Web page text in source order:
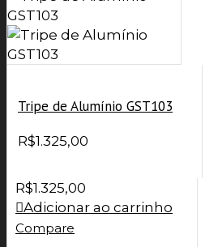
Tripe de Alumínio GST103
R$1.325,00
R$1.325,00
Adicionar ao carrinho
Compare